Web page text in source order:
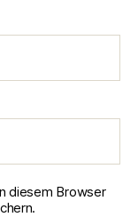
diesem Browser